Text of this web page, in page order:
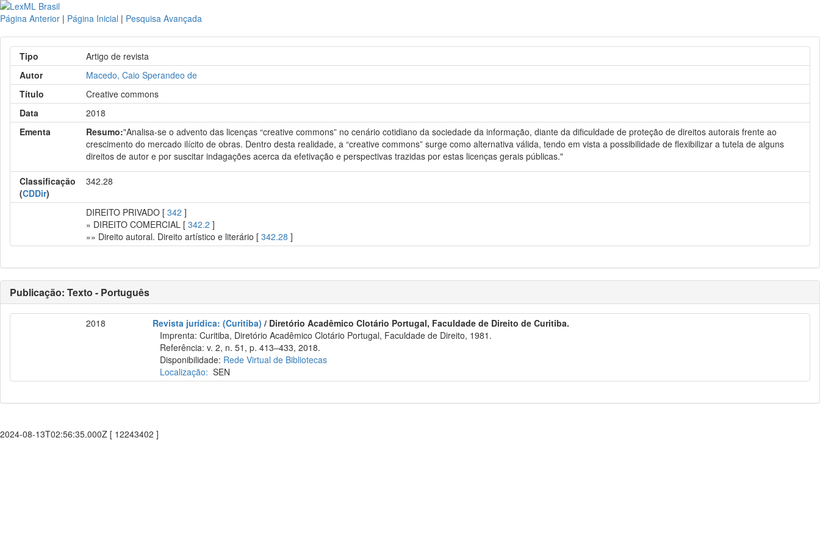
Página Anterior | Página Inicial | Pesquisa Avançada
Tipo
Artigo de revista
Autor
Macedo, Caio Sperandeo de
Título
Creative commons
Data
2018
Ementa
Resumo:"Analisa-se o advento das licenças “creative commons” no cenário cotidiano da sociedade da informação, diante da dificuldade de proteção de direitos autorais frente ao
crescimento do mercado ilícito de obras. Dentro desta realidade, a “creative commons” surge como alternativa válida, tendo em vista a possibilidade de flexibilizar a tutela de alguns
direitos de autor e por suscitar indagações acerca da efetivação e perspectivas trazidas por estas licenças gerais públicas."
Classificação
(CDDir)
342.28
DIREITO PRIVADO [342 ]
» DIREITO COMERCIAL [342.2 ]
»» Direito autoral. Direito artístico e literário [342.28 ]
Publicação: Texto - Português
2018 Revista jurídica: (Curitiba) / Diretório Acadêmico Clotário Portugal, Faculdade de Direito de Curitiba.
Imprenta: Curitiba, Diretório Acadêmico Clotário Portugal, Faculdade de Direito, 1981.
Referência: v. 2, n. 51, p. 413–433, 2018.
Disponibilidade: Rede Virtual de Bibliotecas
Localização: SEN
2024-08-13T02:56:35.000Z [ 12243402 ]